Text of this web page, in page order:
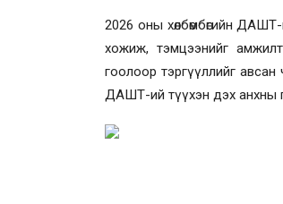
2026 оны хөлбөмбөгийн
хожиж, тэмцээнийг
гоолоор тэргүүллийг
ДАШТ-ий түүхэн дэх анхны